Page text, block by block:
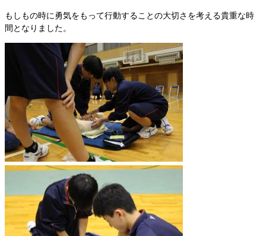
もしもの時に勇気をもって行動することの大切さを考える貴重な時
間となりました。